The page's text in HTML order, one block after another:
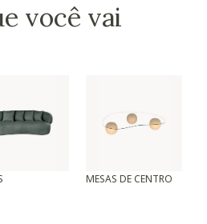
você vai
MESAS DE CENTRO